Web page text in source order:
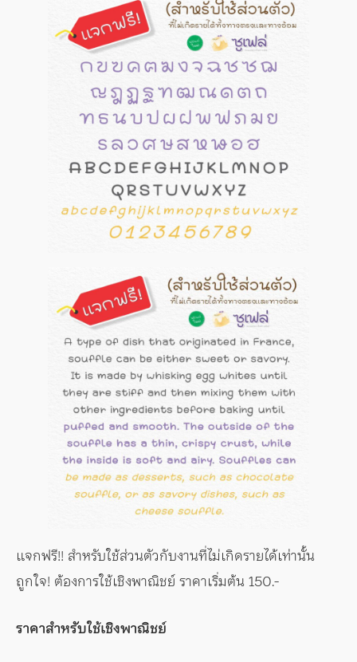
แจกฟรี!! สำหรับใช้ส่วนตัวกับงานที่ไม่เกิดรายได้เท่านั้น
ถูกใจ! ต้องการใช้เชิงพาณิชย์ ราคาเริ่มต้น 150.-
ราคาสำหรับใช้เชิงพาณิชย์